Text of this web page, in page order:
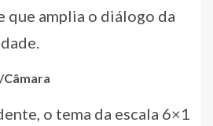
amplia o diálogo da
Câmara
o tema da escala 6×1